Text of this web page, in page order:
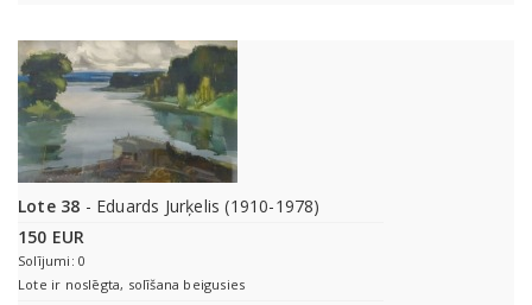
Lote 38 - Eduards Jurķelis (1910-1978)
150 EUR
Solījumi: 0
Lote ir noslēgta, solīšana beigusies